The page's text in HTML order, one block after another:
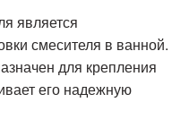
является
смесителя в ванной.
для крепления
его надежную